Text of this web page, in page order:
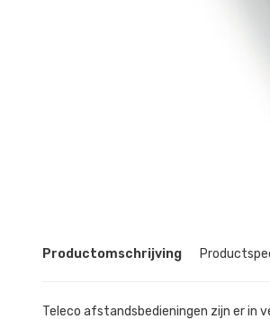
Productomschrijving
Teleco afstandsbedieningen zijn er in